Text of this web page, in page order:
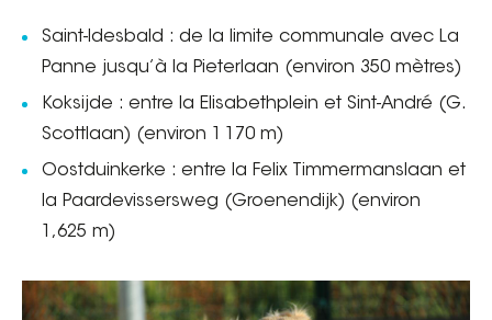
Saint-Idesbald : de la limite communale avec La
Panne jusqu’à la Pieterlaan (environ 350 mètres)
Koksijde : entre la Elisabethplein et Sint-André (G.
Scottlaan) (environ 1 170 m)
Oostduinkerke : entre la Felix Timmermanslaan et
la Paardevissersweg (Groenendijk) (environ
1,625 m)